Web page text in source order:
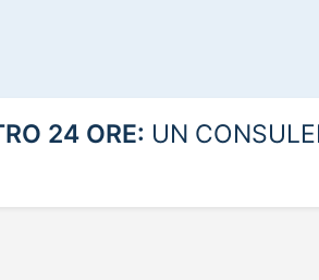
24 ORE: UN